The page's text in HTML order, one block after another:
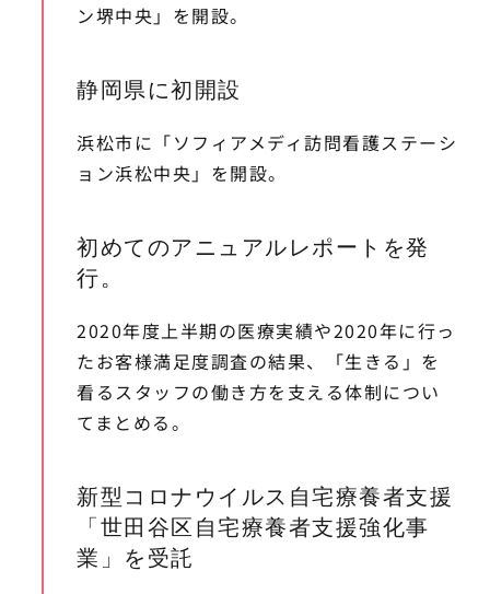
ン堺中央」を開設。
静岡県に初開設
浜松市に「ソフィアメディ訪問看護ステーシ
ョン浜松中央」を開設。
初めてのアニュアルレポートを発
行。
2020年度上半期の医療実績や2020年に行っ
たお客様満足度調査の結果、「生きる」を
看るスタッフの働き方を支える体制につい
てまとめる。
新型コロナウイルス自宅療養者支援
「世田谷区自宅療養者支援強化事
業」を受託